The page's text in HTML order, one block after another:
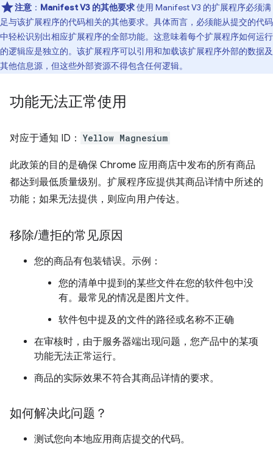
注意 ： Manifest V3 的其他要求使用 Manifest V3 的扩展程序必须满
足与该扩展程序的代码相关的其他要求。具体而言，必须能从提交的代码
中轻松识别出相应扩展程序的全部功能。这意味着每个扩展程序如何运行
的逻辑应是独立的。该扩展程序可以引用和加载该扩展程序外部的数据及
其他信息源，但这些外部资源不得包含任何逻辑。
功能无法正常使用
对应于通知 ID： Yellow Magnesium
此政策的目的是确保 Chrome 应用商店中发布的所有商品
都达到最低质量级别。扩展程序应提供其商品详情中所述的
功能；如果无法提供，则应向用户传达。
移除/遭拒的常见原因
您的商品有包装错误。示例：
您的清单中提到的某些文件在您的软件包中没
有。最常见的情况是图片文件。
软件包中提及的文件的路径或名称不正确
在审核时，由于服务器端出现问题，您产品中的某项
功能无法正常运行。
商品的实际效果不符合其商品详情的要求。
如何解决此问题？
测试您向本地应用商店提交的代码。